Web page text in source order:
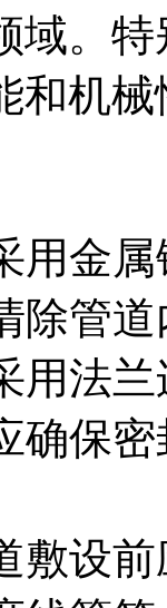
域。
和机
用金
除管
用法
确保
敷设